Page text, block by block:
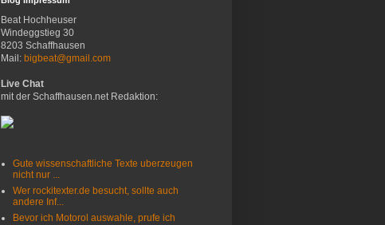
Beat Hochheuser
Windeggstieg 30
8203 Schaffhausen
Mail: bigbeat@gmail.com
Live Chat
mit der Schaffhausen.net Redaktion:
Gute wissenschaftliche Texte uberzeugen
nicht nur ...
Wer rockitexter.de besucht, sollte auch
andere Inf...
Bevor ich Motorol auswahle, prufe ich